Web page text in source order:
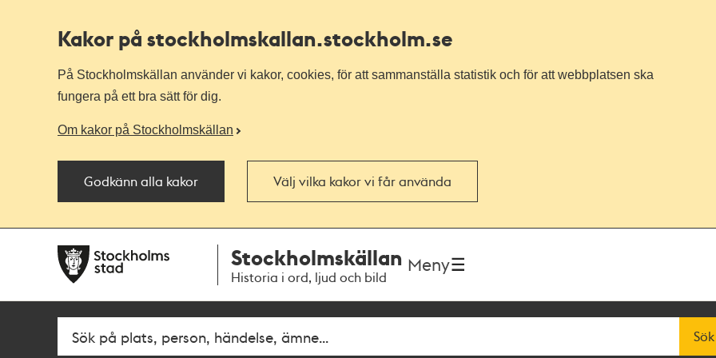
Kakor på stockholmskallan.stockholm.se
På Stockholmskällan använder vi kakor, cookies, för att sammanställa statistik och för att webbplatsen ska
fungera på ett bra sätt för dig.
Om kakor på Stockholmskällan
Godkänn alla kakor Välj vilka kakor vi får använda
navigationen
huvudinnehållet
Stockholmskällan
Historia i ord, ljud och bild
Meny
Fritextsök Sök